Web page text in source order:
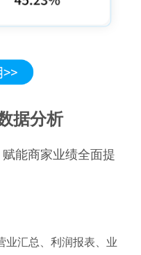
据分析
能商家业绩全面提
业汇总、利润报表、业